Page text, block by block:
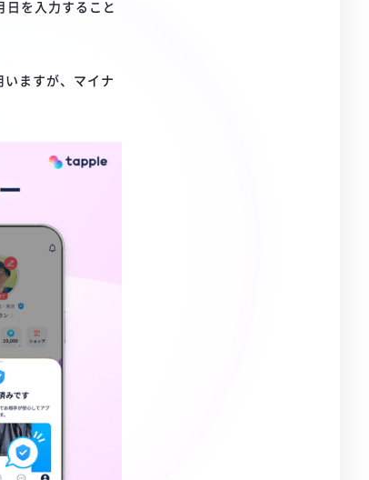
日を入力すること
ますが、マイナ